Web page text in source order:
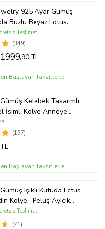
925 Ayar Gümüş
Buzlu Beyaz Lotus
(349)
Teslimat
1999,90 TL
Başlayan Taksitlerle
Kelebek Tasarımlı
İsimli Kolye Anneye
Hediye,Doğum Günü
Hediye,Arkadaşa
(197)
Başlayan Taksitlerle
Işıklı Kutuda Lotus
Kolye , Peluş Ayıcık
Marteniçka Bileklik,
Hediye
(71)
Teslimat